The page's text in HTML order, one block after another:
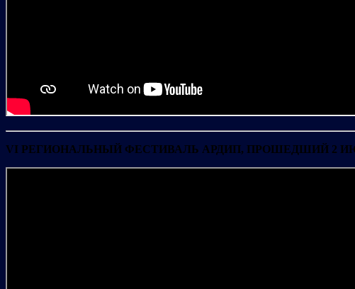
VI РЕГИОНАЛЬНЫЙ ФЕСТИВАЛЬ АРДИП, ПРОШЕДШИЙ 2